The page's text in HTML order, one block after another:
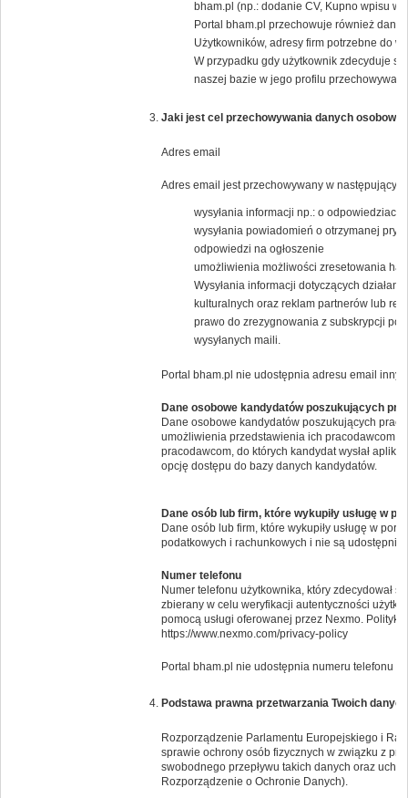
bham.pl (np.: dodanie CV, Kupno wpisu w
Portal bham.pl przechowuje również dane
Użytkowników, adresy firm potrzebne do
W przypadku gdy użytkownik zdecyduje
naszej bazie w jego profilu
Jaki jest cel przechowywania danych
Adres email
Adres email jest przechowywany w następującym
wysyłania informacji np.: o
wysyłania powiadomień o otrzymanej
odpowiedzi na ogłoszenie
umożliwienia możliwości zresetowania
Wysyłania informacji dotyczących
kulturalnych oraz reklam partnerów lub
prawo do zrezygnowania z subskrypcji
wysyłanych maili.
Portal bham.pl nie udostępnia adresu email
Dane osobowe kandydatów poszukujących
Dane osobowe kandydatów poszukujących
umożliwienia przedstawienia ich pracodawcom.
pracodawcom, do których kandydat wysłał
opcję dostępu do bazy danych kandydatów.
Dane osób lub firm, które wykupiły usługę w
Dane osób lub firm, które wykupiły usługę w
podatkowych i rachunkowych i nie są
Numer telefonu
Numer telefonu użytkownika, który zdecydował
zbierany w celu weryfikacji autentyczności
pomocą usługi oferowanej przez Nexmo.
https://www.nexmo.com/privacy-policy
Portal bham.pl nie udostępnia numeru telefonu
Podstawa prawna przetwarzania Twoich
Rozporządzenie Parlamentu Europejskiego i
sprawie ochrony osób fizycznych w związku z
swobodnego przepływu takich danych oraz
Rozporządzenie o Ochronie Danych).